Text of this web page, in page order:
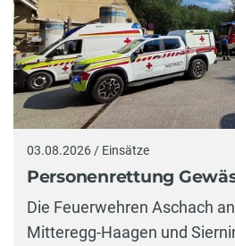
03.08.2026 / Einsätze
Personenrettung
Die Feuerwehren Aschach
Mitteregg-Haagen und